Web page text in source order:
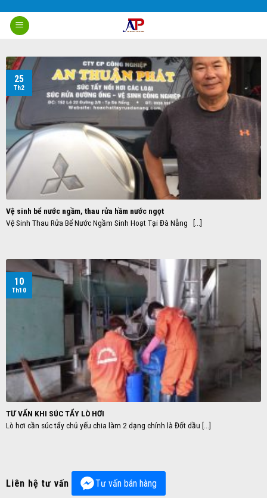
content
Vệ sinh bể nước ngầm, thau rửa hầm nước ngọt
Vệ Sinh Thau Rửa Bể Nước Ngầm Sinh Hoạt Tại Đà Nẵng [...]
25
Th2
TƯ VẤN KHI SÚC TẨY LÒ HƠI
Lò hơi cần súc tẩy chủ yếu chia làm 2 dạng chính là Đốt dầu [...]
10
Th10
Liên hệ tư vấn Tư vấn bán hàng